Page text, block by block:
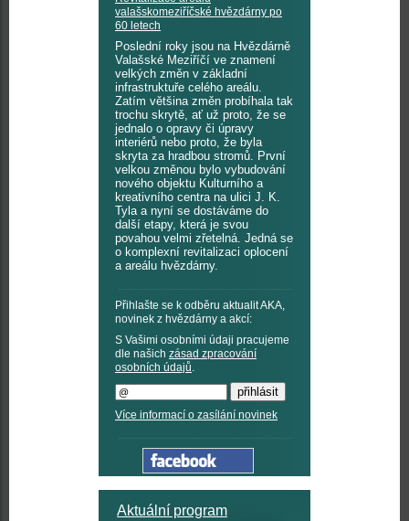
valašskomeziříčské hvězdárny po
60 letech
Poslední roky jsou na Hvězdárně
Valašské Meziříčí ve znamení
velkých změn v základní
infrastruktuře celého areálu.
Zatím většina změn probíhala tak
trochu skrytě, ať už proto, že se
jednalo o opravy či úpravy
interiérů nebo proto, že byla
skryta za hradbou stromů. První
velkou změnou bylo vybudování
nového objektu Kulturního a
kreativního centra na ulici J. K.
Tyla a nyní se dostáváme do
další etapy, která je svou
povahou velmi zřetelná. Jedná se
o komplexní revitalizaci oplocení
a areálu hvězdárny.
Přihlašte se k odběru aktualit AKA,
novinek z hvězdárny a akcí:
S Vašimi osobními údaji pracujeme
dle našich zásad zpracování
osobních údajů.
Více informací o zasílání novinek
Aktuální program